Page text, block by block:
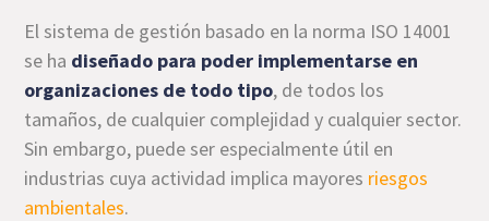
El sistema de gestión basado en la norma ISO 14001
se ha diseñado para poder implementarse en
organizaciones de todo tipo, de todos los
tamaños, de cualquier complejidad y cualquier sector.
Sin embargo, puede ser especialmente útil en
industrias cuya actividad implica mayores riesgos
ambientales.